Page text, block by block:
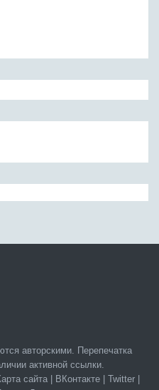
авторскими. Перепечатка
активной ссылки.
сайта| ВКонтакте| Twitter|